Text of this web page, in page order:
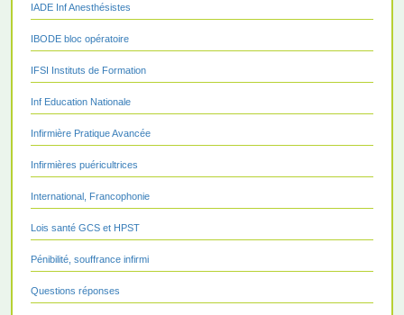
IADE Inf Anesthésistes
IBODE bloc opératoire
IFSI Instituts de Formation
Inf Education Nationale
Infirmière Pratique Avancée
Infirmières puéricultrices
International, Francophonie
Lois santé GCS et HPST
Pénibilité, souffrance infirmi
Questions réponses